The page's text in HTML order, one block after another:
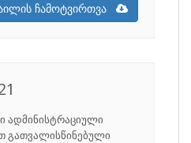
ჩამოტვირთვა
ადმინისტრაციული
გათვალისწინებული